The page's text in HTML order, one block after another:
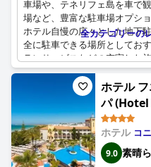
車場や、テネリフェ島を車で
場など、豊富な駐車場オプシ
ホテル自慢の広々とした地下
全に駐車できる場所としてお
ランサービスなどの充実した
を探検するにも、このホテル
ん。さらに、追加料金なしで
を守るためにお金を使いすぎ
全カテゴリーの
ホテル
パ
ホテル コ
9.0 素晴